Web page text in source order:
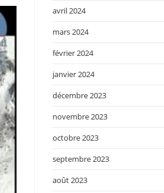
avril 2024
mars 2024
février 2024
janvier 2024
décembre 2023
novembre 2023
octobre 2023
septembre 2023
août 2023